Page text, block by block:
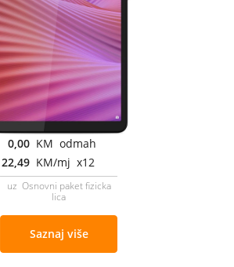
0,00 KM odmah
22,49 KM/mj x12
uz Osnovni paket fizicka
lica
Saznaj više